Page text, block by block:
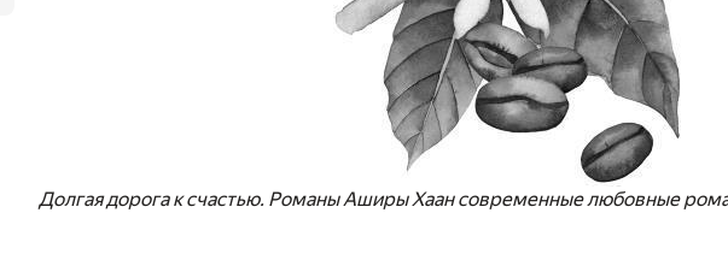
Долгая дорога к счастью. Романы Аширы Хаан современные любовные